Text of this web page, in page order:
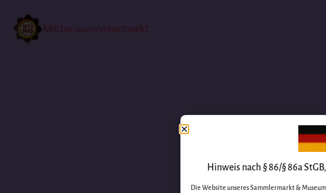
Militariasammlermarkt
Hinweis nach § 86/§ 86a
Die Website unseres Sammlermarkt &